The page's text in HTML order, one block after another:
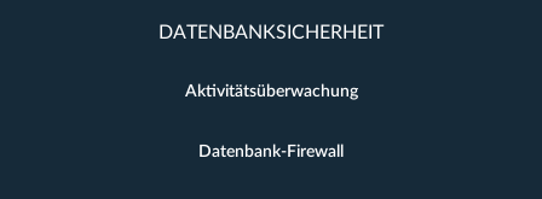
DATENBANKSICHERHEIT
Aktivitätsüberwachung
Datenbank-Firewall